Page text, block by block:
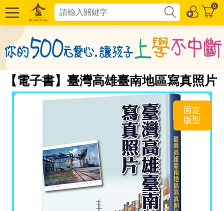
0
【電子書】臺灣高雄臺南地區寫真照片
固定
版型